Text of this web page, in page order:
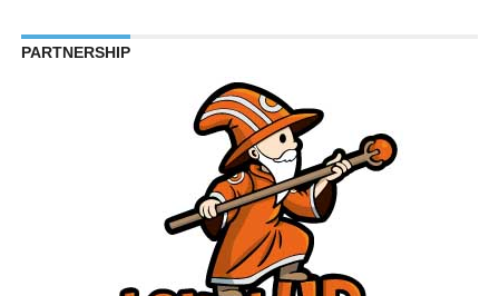
PARTNERSHIP